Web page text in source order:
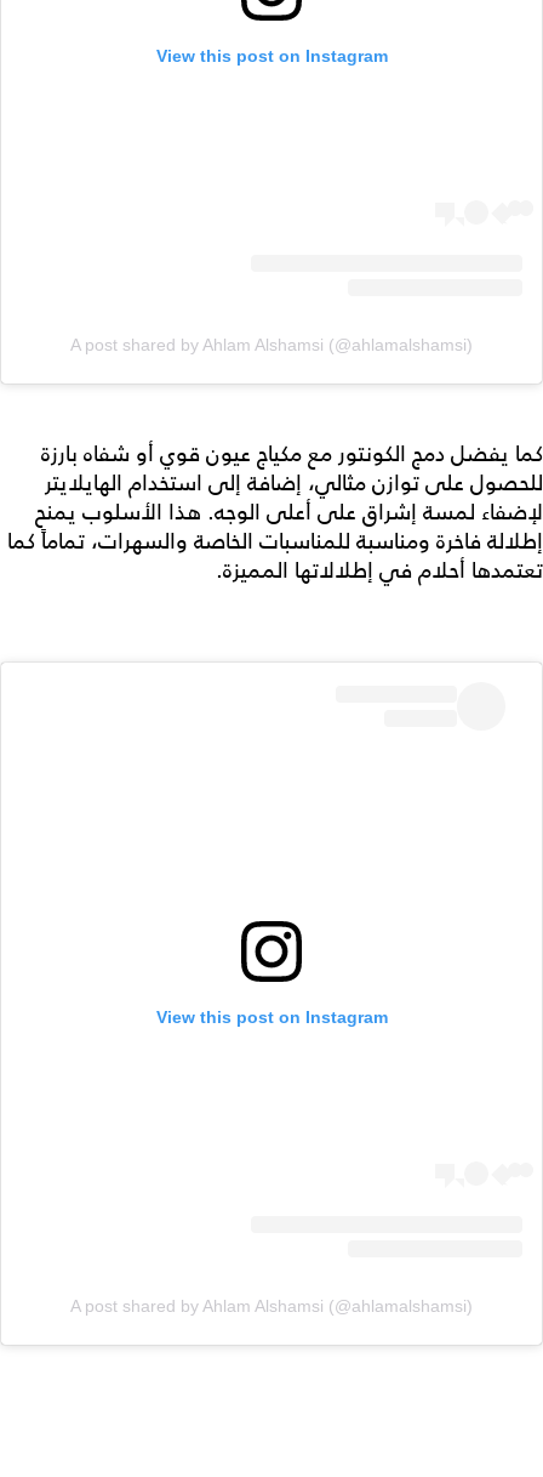
View this post on Instagram
A post shared by Ahlam Alshamsi (@ahlamalshamsi)
كما يفضل دمج الكونتور مع مكياج عيون قوي أو شفاه بارزة
للحصول على توازن مثالي، إضافة إلى استخدام الهايلايتر
لإضفاء لمسة إشراق على أعلى الوجه. هذا الأسلوب يمنح
إطلالة فاخرة ومناسبة للمناسبات الخاصة والسهرات، تماماً كما
تعتمدها أحلام في إطلالاتها المميزة.
View this post on Instagram
A post shared by Ahlam Alshamsi (@ahlamalshamsi)